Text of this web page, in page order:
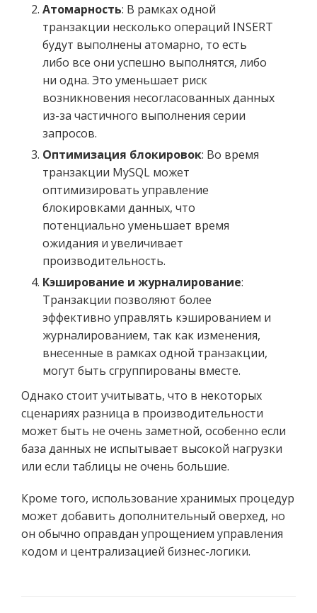
Атомарность: В рамках одной
транзакции несколько операций INSERT
будут выполнены атомарно, то есть
либо все они успешно выполнятся, либо
ни одна. Это уменьшает риск
возникновения несогласованных данных
из-за частичного выполнения серии
запросов.
Оптимизация блокировок: Во время
транзакции MySQL может
оптимизировать управление
блокировками данных, что
потенциально уменьшает время
ожидания и увеличивает
производительность.
Кэширование и журналирование:
Транзакции позволяют более
эффективно управлять кэшированием и
журналированием, так как изменения,
внесенные в рамках одной транзакции,
могут быть сгруппированы вместе.
Однако стоит учитывать, что в некоторых
сценариях разница в производительности
может быть не очень заметной, особенно если
база данных не испытывает высокой нагрузки
или если таблицы не очень большие.
Кроме того, использование хранимых процедур
может добавить дополнительный оверхед, но
он обычно оправдан упрощением управления
кодом и централизацией бизнес-логики.